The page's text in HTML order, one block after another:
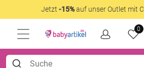
Jetzt -15%auf unser Outlet mit
0